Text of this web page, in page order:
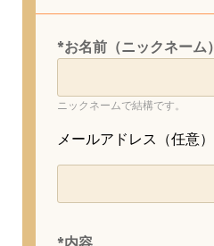
*お名前（ニックネーム）
ニックネームで結構です。
メールアドレス（任意）
*内容